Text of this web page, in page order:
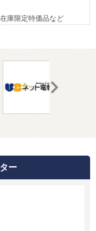
庫限定特価品など
ー